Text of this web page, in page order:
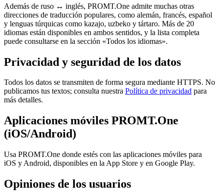
Además de ruso ↔ inglés, PROMT.One admite muchas otras
direcciones de traducción populares, como alemán, francés, español
y lenguas túrquicas como kazajo, uzbeko y tártaro. Más de 20
idiomas están disponibles en ambos sentidos, y la lista completa
puede consultarse en la sección «Todos los idiomas».
Privacidad y seguridad de los datos
Todos los datos se transmiten de forma segura mediante HTTPS. No
publicamos tus textos; consulta nuestra Política de privacidad para
más detalles.
Aplicaciones móviles PROMT.One
(iOS/Android)
Usa PROMT.One donde estés con las aplicaciones móviles para
iOS y Android, disponibles en la App Store y en Google Play.
Opiniones de los usuarios